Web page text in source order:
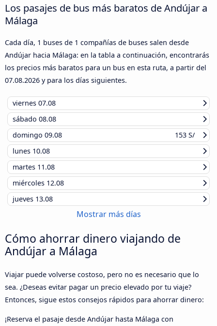
Los pasajes de bus más baratos de Andújar a
Málaga
Cada día, 1 buses de 1 compañías de buses salen desde
Andújar hacia Málaga: en la tabla a continuación, encontrarás
los precios más baratos para un bus en esta ruta, a partir del
07.08.2026 y para los días siguientes.
viernes 07.08
sábado 08.08
domingo 09.08
153 S/
lunes 10.08
martes 11.08
miércoles 12.08
jueves 13.08
Mostrar más días
Cómo ahorrar dinero viajando de
Andújar a Málaga
Viajar puede volverse costoso, pero no es necesario que lo
sea. ¿Deseas evitar pagar un precio elevado por tu viaje?
Entonces, sigue estos consejos rápidos para ahorrar dinero:
¡Reserva el pasaje desde Andújar hasta Málaga con